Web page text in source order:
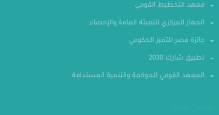
معهد التخطيط القومي
الجهاز المركزي للتعبئة العامة والإحصاء
جائزة مصر للتميز الحكومي
المعهد القومي للحوكمة والتنمية المستدامة